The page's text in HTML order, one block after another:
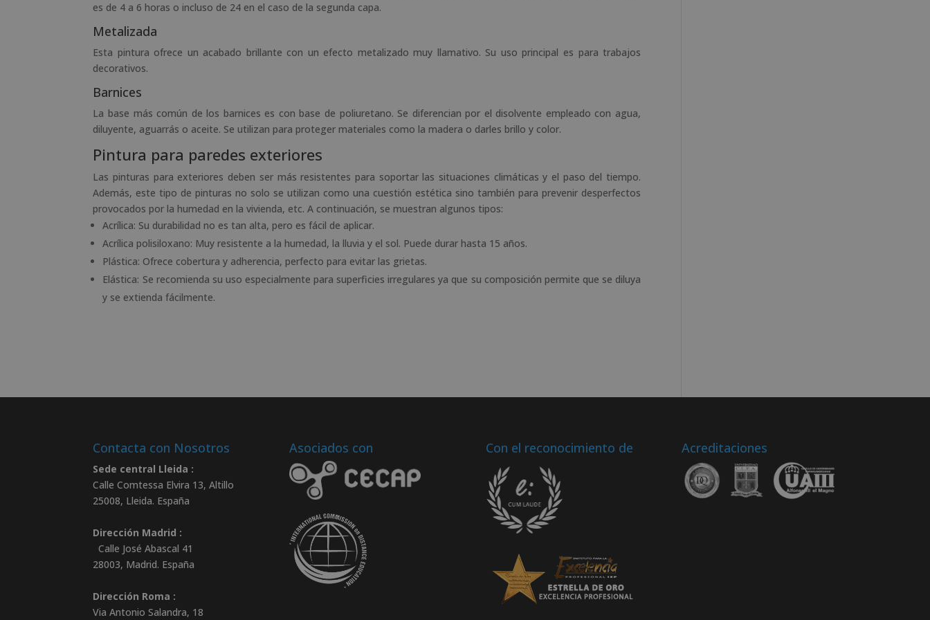
es de 4 a 6 horas o incluso de 24 en el caso de la segunda capa.
Metalizada
Esta pintura ofrece un acabado brillante con un efecto metalizado muy llamativo. Su uso principal es para trabajos
decorativos.
Barnices
La base más común de los barnices es con base de poliuretano. Se diferencian por el disolvente empleado con agua,
diluyente, aguarrás o aceite. Se utilizan para proteger materiales como la madera o darles brillo y color.
Pintura para paredes exteriores
Las pinturas para exteriores deben ser más resistentes para soportar las situaciones climáticas y el paso del tiempo.
Además, este tipo de pinturas no solo se utilizan como una cuestión estética sino también para prevenir desperfectos
provocados por la humedad en la vivienda, etc. A continuación, se muestran algunos tipos:
Acrílica: Su durabilidad no es tan alta, pero es fácil de aplicar.
Acrílica polisiloxano: Muy resistente a la humedad, la lluvia y el sol. Puede durar hasta 15 años.
Plástica: Ofrece cobertura y adherencia, perfecto para evitar las grietas.
Elástica: Se recomienda su uso especialmente para superficies irregulares ya que su composición permite que se diluya
y se extienda fácilmente.
Contacta con Nosotros
Sede central Lleida :
Calle Comtessa Elvira 13, Altillo
25008, Lleida. España
Dirección Madrid :
Calle José Abascal 41
28003, Madrid. España
Dirección Roma :
Via Antonio Salandra, 18
Asociados con Con el reconocimiento de Acreditaciones